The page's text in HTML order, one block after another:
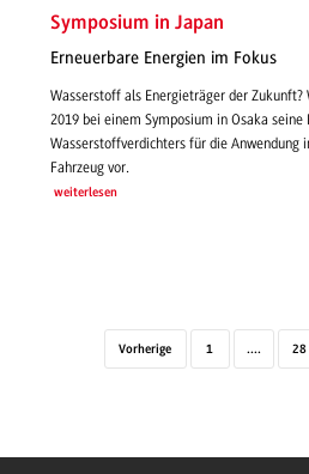
Symposium in Japan
Erneuerbare Energien im Fokus
Wasserstoff als Energieträger der
2019 bei einem Symposium in Osaka seine
Wasserstoffverdichters für die Anwendung
Fahrzeug vor.
weiterlesen
Vorherige 1 .... 28